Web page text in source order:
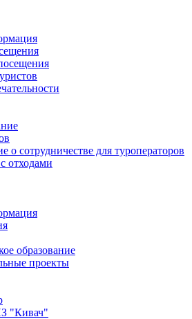
о сотрудничестве для туроператоров
отходами
образование
проекты
"Кивач"